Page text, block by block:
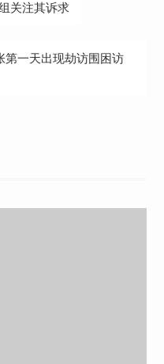
关注其诉求
第一天出现劫访围困访